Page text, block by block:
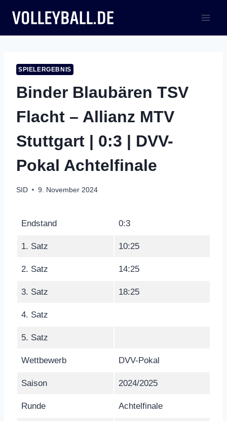
Inhalt
springen
SPIELERGEBNIS
Binder Blaubären TSV
Flacht – Allianz MTV
Stuttgart | 0:3 | DVV-
Pokal Achtelfinale
SID 9. November 2024
Endstand 0:3
1. Satz 10:25
2. Satz 14:25
3. Satz 18:25
4. Satz
5. Satz
Wettbewerb DVV-Pokal
Saison 2024/2025
Runde Achtelfinale